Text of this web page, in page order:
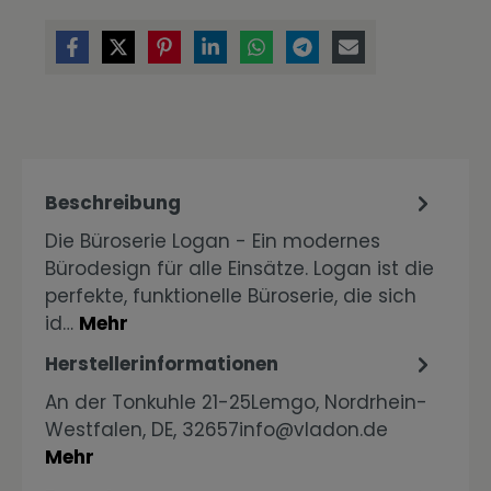
Beschreibung
Die Büroserie Logan - Ein modernes
Bürodesign für alle Einsätze. Logan ist die
perfekte, funktionelle Büroserie, die sich
id… Mehr
Herstellerinformationen
An der Tonkuhle 21-25Lemgo, Nordrhein-
Westfalen, DE, 32657info@vladon.de
Mehr